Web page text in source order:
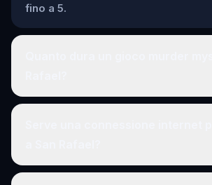
fino a 5.